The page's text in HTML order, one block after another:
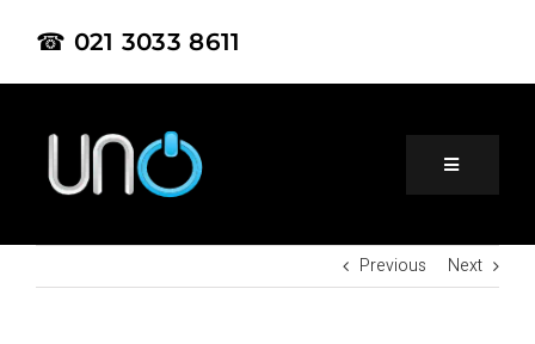
☎ 021 3033 8611
HomePrevious Next